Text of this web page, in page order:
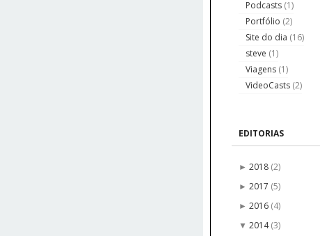
Podcasts (1)
Portfólio (2)
Site do dia (16)
steve (1)
Viagens (1)
VideoCasts (2)
EDITORIAS
► 2018 (2)
► 2017 (5)
► 2016 (4)
▼ 2014(3)